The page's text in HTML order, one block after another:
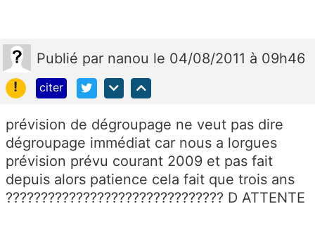
Publié par nanou le 04/08/2011 à 09h46
!
citer
prévision de dégroupage ne veut pas dire
dégroupage immédiat car nous a lorgues
prévision prévu courant 2009 et pas fait
depuis alors patience cela fait que trois ans
??????????????????????????????? D ATTENTE